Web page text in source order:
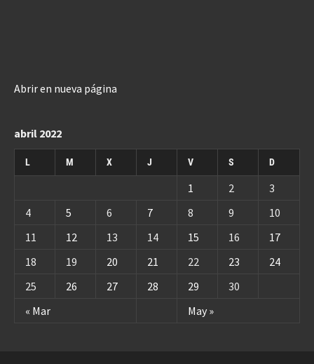
Abrir en nueva página
abril 2022
L M X J V S D
« Mar May »
1 2
3
4
5 6 7 8 9
10
11
12 13 14 15 16
17
18
19 20 21 22 23
24
25
26 27 28 29 30